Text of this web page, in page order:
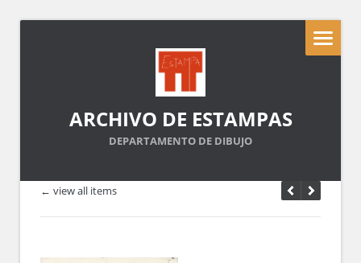
ARCHIVO DE ESTAMPAS
DEPARTAMENTO DE DIBUJO
← view all items